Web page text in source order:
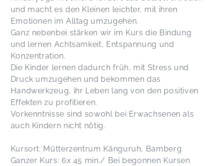
eine tolle Art mit den Kindern umzugehen, wir
kommen gerne wieder ❤️
Katharina,
Gestern war eine wunderbare Stunde. Vielen
Dank dir dafür!!
Mit so viel Liebe und Sorgfalt vorbereitete
Stunden - es macht uns wahnsinnig viel Spaß ❤️
❤️❤️
und macht es den Kleinen leichter, mit ihren
Emotionen im Alltag umzugehen.
Ganz nebenbei stärken wir im Kurs die Bindung
und lernen Achtsamkeit, Entspannung und
Konzentration.
Die Kinder lernen dadurch früh, mit Stress und
Druck umzugehen und bekommen das
Handwerkzeug, ihr Leben lang von den positiven
Effekten zu profitieren.
Vorkenntnisse sind sowohl bei Erwachsenen als
auch Kindern nicht nötig.
Kursort: Mütterzentrum Känguruh, Bamberg
Ganzer Kurs: 6x 45 min./ Bei begonnen Kursen